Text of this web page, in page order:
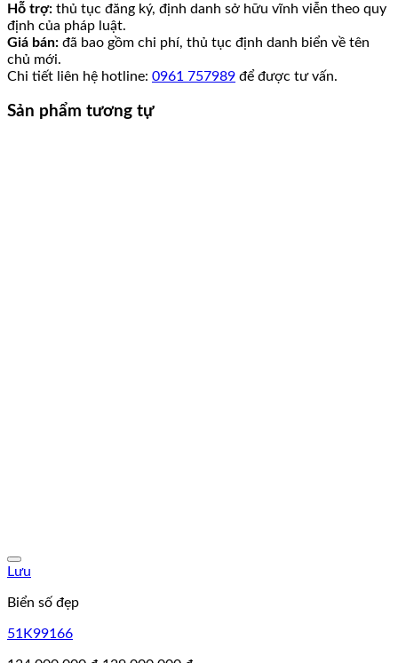
Hỗ trợ: thủ tục đăng ký, định danh sở hữu vĩnh viễn theo quy
định của pháp luật.
Giá bán: đã bao gồm chi phí, thủ tục định danh biển về tên
chủ mới.
Chi tiết liên hệ hotline: 0961 757989 để được tư vấn.
Sản phẩm tương tự
Lưu
Biển số đẹp
51K99166